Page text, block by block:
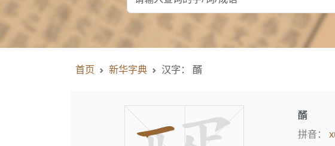
首页 新华字典 汉字： 醑
醑
拼音：